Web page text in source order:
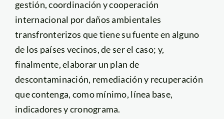
gestión, coordinación y cooperación
internacional por daños ambientales
transfronterizos que tiene su fuente en alguno
de los países vecinos, de ser el caso; y,
finalmente, elaborar un plan de
descontaminación, remediación y recuperación
que contenga, como mínimo, línea base,
indicadores y cronograma.